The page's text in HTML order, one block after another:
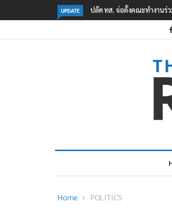
UPDATE คืบหน้าเหตุกราดยิงโรงเรียน
Home POLITICS